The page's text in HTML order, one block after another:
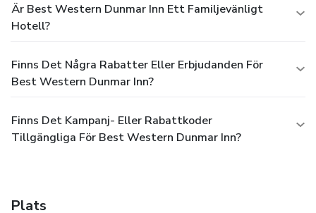
Är Best Western Dunmar Inn Ett Familjevänligt
Hotell?
Finns Det Några Rabatter Eller Erbjudanden För
Best Western Dunmar Inn?
Finns Det Kampanj- Eller Rabattkoder
Tillgängliga För Best Western Dunmar Inn?
Plats